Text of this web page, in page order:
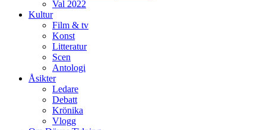
Val 2022
Kultur
Film & tv
Konst
Litteratur
Scen
Antologi
Åsikter
Ledare
Debatt
Krönika
Vlogg